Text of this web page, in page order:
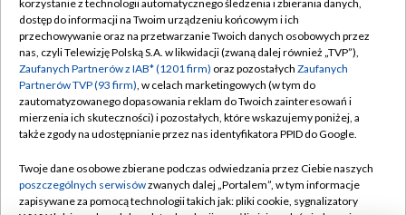
TVP
Abonament TVP
Emisja w TVP
Centrum informacji TVP
Naziemna Telewizja Cyfrowa
Rada Programowa
System NOS
Regulamin TVP
Polityka prywatności
Moje zgody
Pomoc
Kontakt
korzystanie z technologii automatycznego śledzenia i zbierania danych,
dostęp do informacji na Twoim urządzeniu końcowym i ich
przechowywanie oraz na przetwarzanie Twoich danych osobowych przez
nas, czyli Telewizję Polską S.A. w likwidacji (zwaną dalej również „TVP”),
Zaufanych Partnerów z IAB* (1201 firm) oraz pozostałych Zaufanych
Partnerów TVP (93 firm), w celach marketingowych (w tym do
zautomatyzowanego dopasowania reklam do Twoich zainteresowań i
mierzenia ich skuteczności) i pozostałych, które wskazujemy poniżej, a
także zgody na udostępnianie przez nas identyfikatora PPID do Google.
Twoje dane osobowe zbierane podczas odwiedzania przez Ciebie naszych
poszczególnych serwisówzwanych dalej „Portalem”, w tym informacje
zapisywane za pomocą technologii takich jak: pliki cookie, sygnalizatory